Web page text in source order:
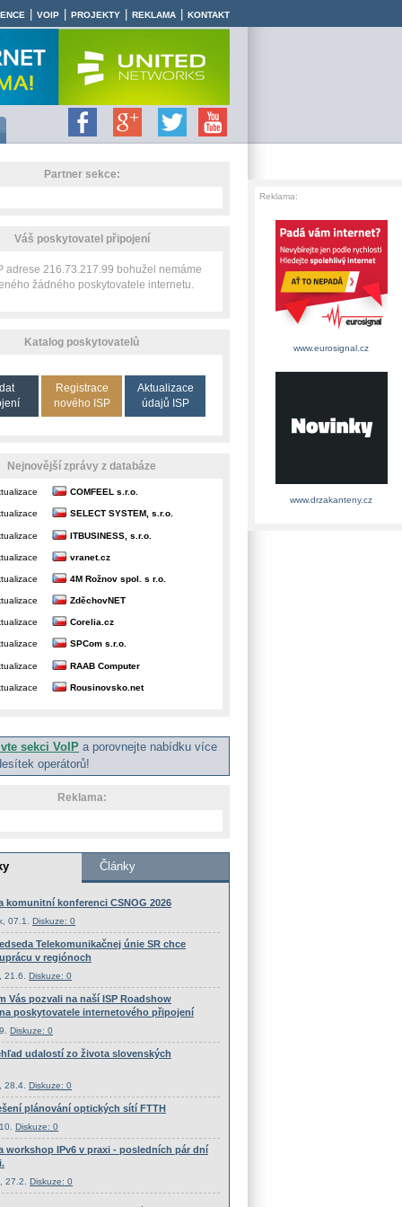
VOIP PROJEKTY REKLAMA KONTAKT
Partner sekce:
Váš poskytovatel připojení
adrese 216.73.217.99 bohužel nemáme
žádného poskytovatele internetu.
Katalog poskytovatelů
Registrace
nového ISP
Aktualizace
údajů ISP
Nejnovější zprávy z databáze
COMFEEL s.r.o.
SELECT SYSTEM, s.r.o.
ITBUSINESS, s.r.o.
vranet.cz
4M Rožnov spol. s r.o.
ZděchovNET
Corelia.cz
SPCom s.r.o.
RAAB Computer
Rousinovsko.net
sekci VoIP a porovnejte nabídku více
operátorů!
Reklama:
Reklama:
www.eurosignal.cz
www.drzakanteny.cz